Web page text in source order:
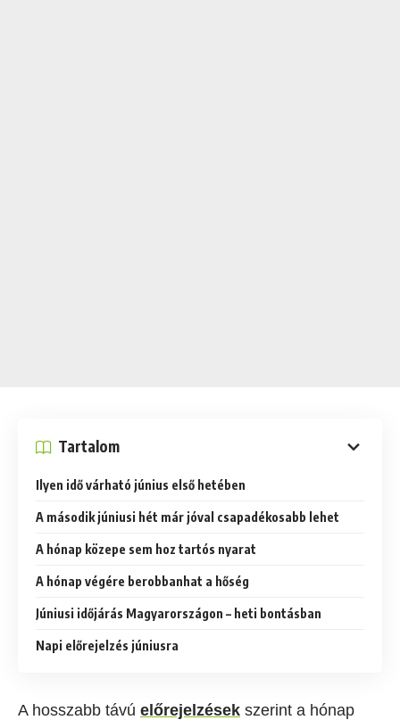
Tartalom
Ilyen idő várható június első hetében
A második júniusi hét már jóval csapadékosabb lehet
A hónap közepe sem hoz tartós nyarat
A hónap végére berobbanhat a hőség
Júniusi időjárás Magyarországon – heti bontásban
Napi előrejelzés júniusra
A hosszabb távú előrejelzések szerint a hónap